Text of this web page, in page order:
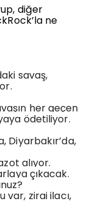
diğer
ne
savaş,
her geçen
ödetiliyor.
Diyarbakır’da,
alıyor.
çıkacak.
var, zirai ilacı,